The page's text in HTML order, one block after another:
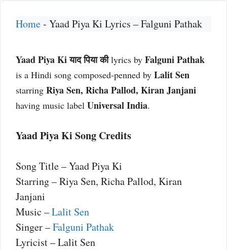
Home- Yaad Piya Ki Lyrics – Falguni Pathak
Yaad Piya Ki याद पिया कीlyrics by Falguni Pathak
is a Hindi song composed-penned by Lalit Sen
starring Riya Sen, Richa Pallod, Kiran Janjani
having music label Universal India.
Yaad Piya Ki Song Credits
Song Title – Yaad Piya Ki
Starring – Riya Sen, Richa Pallod, Kiran
Janjani
Music –Lalit Sen
Singer –Falguni Pathak
Lyricist – Lalit Sen